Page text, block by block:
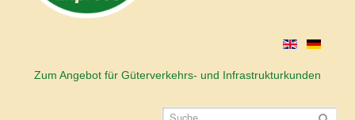
Zum Angebot für Güterverkehrs- und Infrastrukturkunden